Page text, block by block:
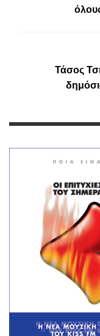
Τάσος